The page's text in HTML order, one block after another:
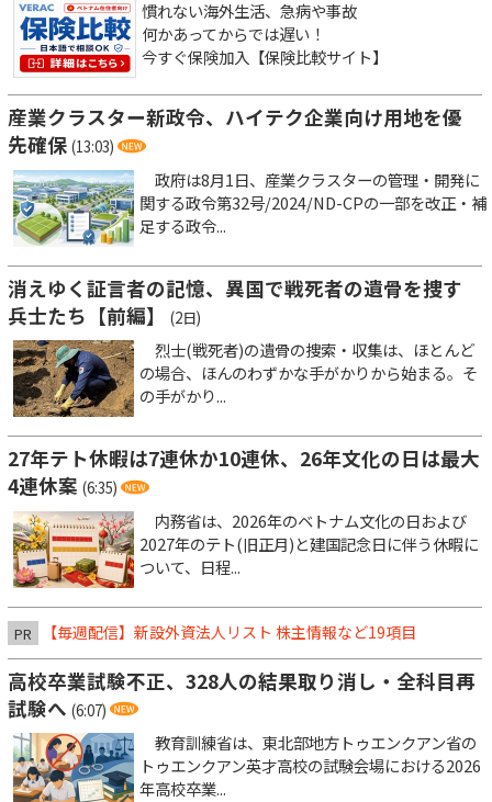
慣れない海外生活、急病や事故
何かあってからでは遅い！
今すぐ保険加入【保険比較サイト】
産業クラスター新政令、ハイテク企業向け用地を優
先確保 (13:03)
政府は8月1日、産業クラスターの管理・開発に
関する政令第32号/2024/ND-CPの一部を改正・補
足する政令...
消えゆく証言者の記憶、異国で戦死者の遺骨を捜す
兵士たち【前編】
(2日)
烈士(戦死者)の遺骨の捜索・収集は、ほとんど
の場合、ほんのわずかな手がかりから始まる。そ
の手がかり...
27年テト休暇は7連休か10連休、26年文化の日は最大
4連休案 (6:35)
内務省は、2026年のベトナム文化の日および
2027年のテト(旧正月)と建国記念日に伴う休暇に
ついて、日程...
PR 【毎週配信】新設外資法人リスト 株主情報など19項目
高校卒業試験不正、328人の結果取り消し・全科目再
試験へ (6:07)
教育訓練省は、東北部地方トゥエンクアン省の
トゥエンクアン英才高校の試験会場における2026
年高校卒業...